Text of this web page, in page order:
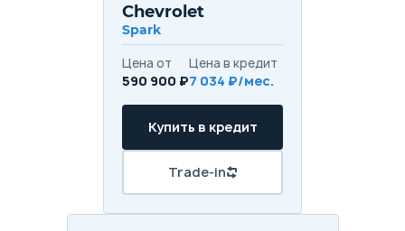
Chevrolet
Spark
Цена от
590 900 ₽
Цена в кредит
7 034 ₽/мес.
Купить в кредит
Trade-in